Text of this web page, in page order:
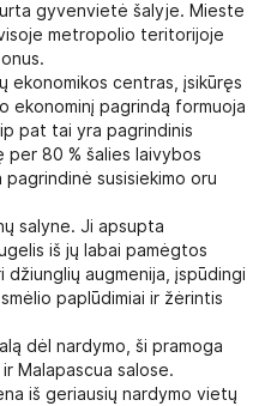
gyvenvietė šalyje. Mieste
metropolio teritorijoje
ekonomikos centras, įsikūręs
ekonominį pagrindą formuoja
pat tai yra pagrindinis
per 80 % šalies laivybos
susisiekimo oru
salyne. Ji apsupta
iš jų labai pamėgtos
augmenija, įspūdingi
paplūdimiai ir žėrintis
dėl nardymo, ši pramoga
Malapascua salose.
iš geriausių nardymo vietų